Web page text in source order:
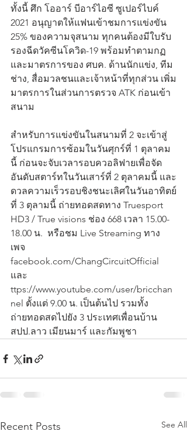
ทั้งนี้ ศึก โออาร์ บีอาร์ไอซี ซูเปอร์ไบค์
2021 อนุญาตให้แฟนเข้าชมการแข่งขัน
25% ของความจุสนาม ทุกคนต้องมีใบรับ
รองฉีดวัคซีนโควิด-19 พร้อมทำตามกฏ
และมาตรการของ ศบค. ด้านนักแข่ง, ทีม
ช่าง, สื่อมวลชนและเจ้าหน้าที่ทุกส่วน เพิ่ม
มาตรการในส่วนการตรวจ ATK ก่อนเข้า
สนาม
สำหรับการแข่งขันในสนามที่ 2 จะเข้าสู่
โปรแกรมการซ้อมในวันศุกร์ที่ 1 ตุลาคม
นี้ ก่อนจะจับเวลารอบควอลิฟายเพื่อจัด
อันดับสตาร์ทในวันเสาร์ที่ 2 ตุลาคมนี้ และ
ดวลความเร็วรอบชิงชนะเลิศในวันอาทิตย์
ที่ 3 ตุลามนี้ ถ่ายทอดสดทาง Truesport
HD3 / True visions ช่อง 668 เวลา 15.00-
18.00 น.  หรือชม Live Streaming ทาง
เพจ
facebook.com/ChangCircuitOfficial
และ
ttps://www.youtube.com/user/bricchan
nel ตั้งแต่ 9.00 น. เป็นต้นไป รวมทั้ง
ถ่ายทอดสดไปยัง 3 ประเทศเพื่อนบ้าน
สปป.ลาว เมียนมาร์ และกัมพูชา
Recent Posts See All